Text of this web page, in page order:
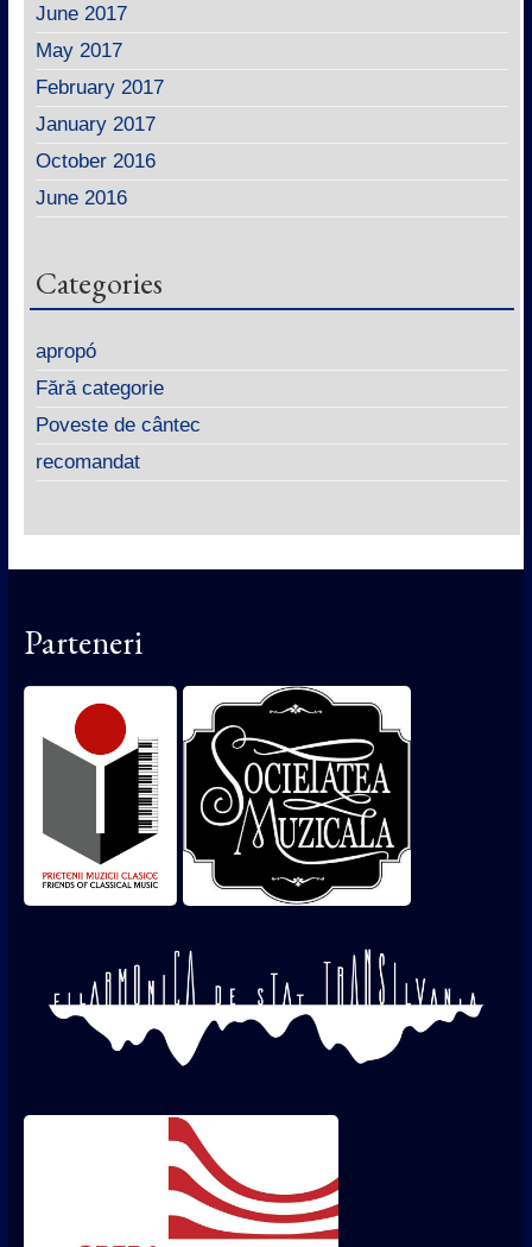
June 2017
May 2017
February 2017
January 2017
October 2016
June 2016
Categories
apropó
Fără categorie
Poveste de cântec
recomandat
Parteneri